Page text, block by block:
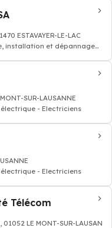
ESTAVAYER-LE-LAC
installation et dépannage
SUR-LAUSANNE
- Electriciens
- Electriciens
Télécom
LE MONT-SUR-LAUSANNE